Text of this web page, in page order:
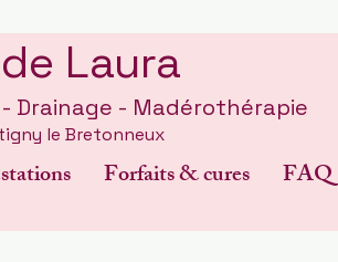
Laura
Drainage - Madérothérapie
le Bretonneux
Forfaits & cures FAQ